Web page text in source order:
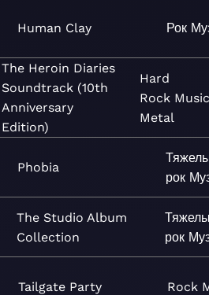
Human Clay Рок
The Heroin Diaries
Soundtrack (10th
Anniversary
Edition)
Hard
Rock Music
Metal
Phobia
рок
The Studio Album
Collection
рок
Tailgate Party Rock